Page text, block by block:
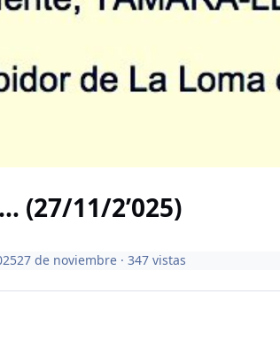
(27/11/2’025)
27 de noviembre· 347 vistas